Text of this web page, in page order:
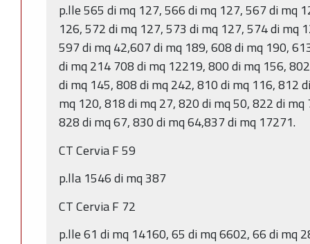
p.lle 565 di mq 127, 566 di mq 127, 567 di mq
126, 572 di mq 127, 573 di mq 127, 574 di mq
597 di mq 42,607 di mq 189, 608 di mq 190,
di mq 214 708 di mq 12219, 800 di mq 156,
di mq 145, 808 di mq 242, 810 di mq 116, 812
mq 120, 818 di mq 27, 820 di mq 50, 822 di
828 di mq 67, 830 di mq 64,837 di mq 17271.
CT Cervia F 59
p.lla 1546 di mq 387
CT Cervia F 72
p.lle 61 di mq 14160, 65 di mq 6602, 66 di mq